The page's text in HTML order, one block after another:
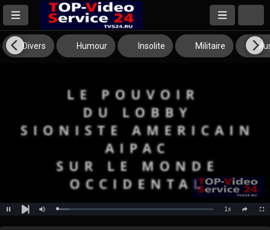
Divers Humour Insolite Militaire
Pause
Next
Mute Loaded:
8.21%
1xPlayback
Rate